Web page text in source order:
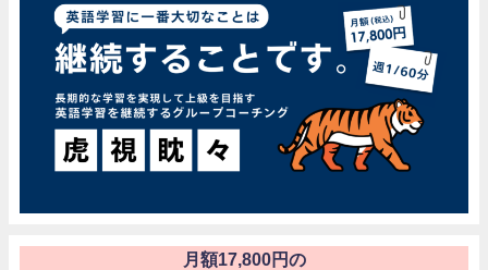
月額17,800円の